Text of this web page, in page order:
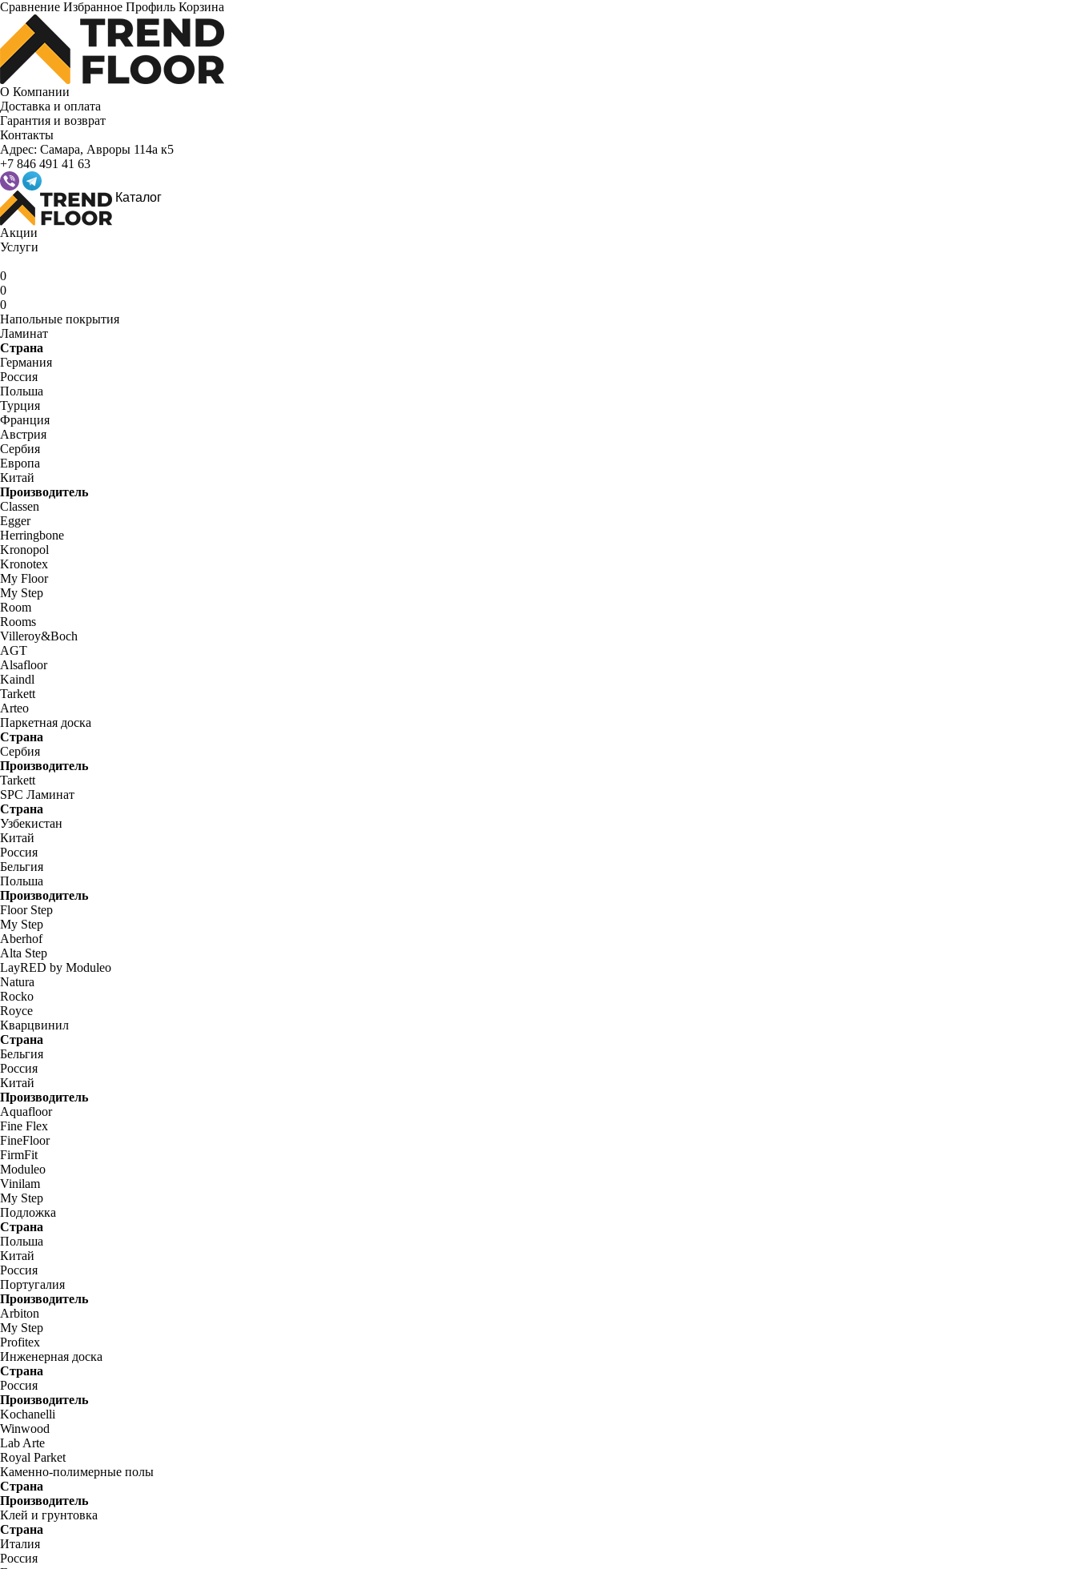
Сравнение Избранное Профиль Корзина
О Компании
Доставка и оплата
Гарантия и возврат
Контакты
Адрес: Самара, Авроры 114а к5
+7 846 491 41 63
Каталог
Акции
Услуги
0
0
0
Напольные покрытия
Ламинат
Страна
Германия
Россия
Польша
Турция
Франция
Австрия
Сербия
Европа
Китай
Производитель
Classen
Egger
Herringbone
Kronopol
Kronotex
My Floor
My Step
Room
Rooms
Villeroy&Boch
AGT
Alsafloor
Kaindl
Tarkett
Arteo
Паркетная доска
Страна
Сербия
Производитель
Tarkett
SPC Ламинат
Страна
Узбекистан
Китай
Россия
Бельгия
Польша
Производитель
Floor Step
My Step
Aberhof
Alta Step
LayRED by Moduleo
Natura
Rocko
Royce
Кварцвинил
Страна
Бельгия
Россия
Китай
Производитель
Aquafloor
Fine Flex
FineFloor
FirmFit
Moduleo
Vinilam
My Step
Подложка
Страна
Польша
Китай
Россия
Португалия
Производитель
Arbiton
My Step
Profitex
Инженерная доска
Страна
Россия
Производитель
Kochanelli
Winwood
Lab Arte
Royal Parket
Каменно-полимерные полы
Страна
Производитель
Клей и грунтовка
Страна
Италия
Россия